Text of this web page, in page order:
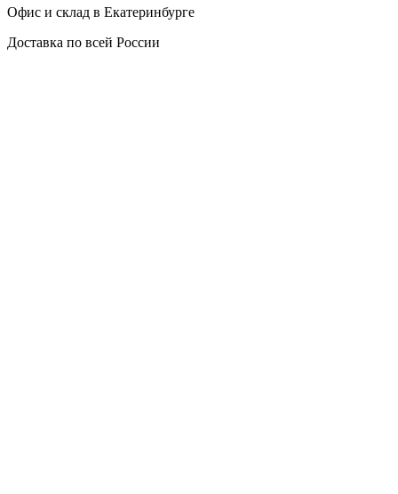
Офис и склад в Екатеринбурге
Доставка по всей России